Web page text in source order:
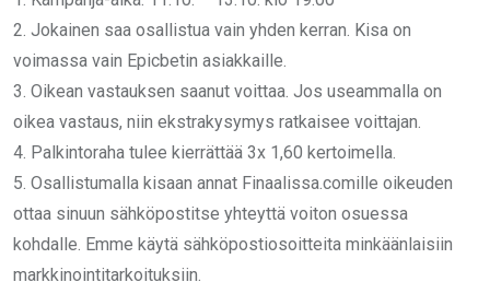
2.⁠ ⁠⁠Jokainen saa osallistua vain yhden kerran. Kisa on
voimassa vain Epicbetin asiakkaille.
3.⁠ ⁠⁠Oikean vastauksen saanut voittaa. Jos useammalla on
oikea vastaus, niin ekstrakysymys ratkaisee voittajan.
4.⁠ ⁠⁠Palkintoraha tulee kierrättää 3x 1,60 kertoimella.
5. Osallistumalla kisaan annat Finaalissa.comille oikeuden
ottaa sinuun sähköpostitse yhteyttä voiton osuessa
kohdalle. Emme käytä sähköpostiosoitteita minkäänlaisiin
markkinointitarkoituksiin.